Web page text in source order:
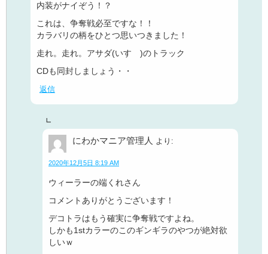
内装がナイぞう！？
これは、争奪戦必至ですな！！
カラバリの柄をひとつ思いつきました！
走れ。走れ。アサダ(いすゞ)のトラック
CDも同封しましょう・・
返信
にわかマニア管理人 より:
2020年12月5日 8:19 AM
ウィーラーの端くれさん
コメントありがとうございます！
デコトラはもう確実に争奪戦ですよね。
しかも1stカラーのこのギンギラのやつが絶対欲
しいｗ